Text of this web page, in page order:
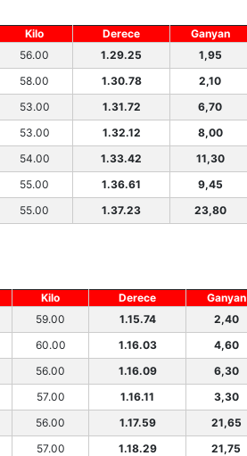
Kilo Derece Ganyan
56.00 1.29.25 1,95
58.00 1.30.78 2,10
53.00 1.31.72 6,70
53.00 1.32.12 8,00
54.00 1.33.42 11,30
55.00 1.36.61 9,45
55.00 1.37.23 23,80
Kilo Derece Ganyan
59.00 1.15.74 2,40
60.00 1.16.03 4,60
56.00 1.16.09 6,30
57.00 1.16.11 3,30
56.00 1.17.59 21,65
57.00 1.18.29 21,75